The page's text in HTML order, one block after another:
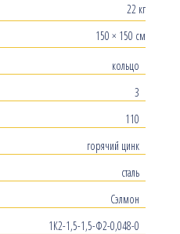
22 кг
150 × 150 см
кольцо
3
110
горячий цинк
сталь
Сэлмон
1К2-1,5-1,5-Ф2-0,048-0